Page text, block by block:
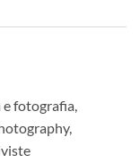
fotografia,